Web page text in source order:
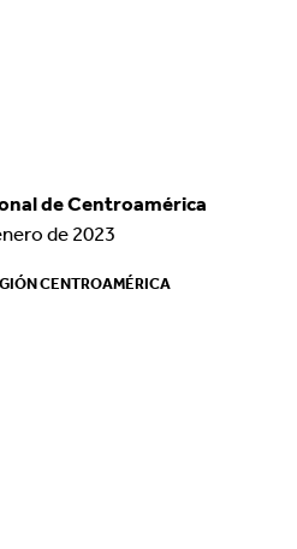
de Centroamérica
de 2023
CENTROAMÉRICA
de Centroamérica
de 2023
CENTROAMÉRICA